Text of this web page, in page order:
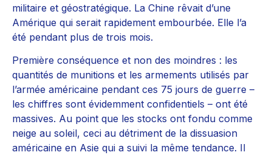
militaire et géostratégique. La Chine rêvait d’une
Amérique qui serait rapidement embourbée. Elle l’a
été pendant plus de trois mois.
Première conséquence et non des moindres : les
quantités de munitions et les armements utilisés par
l’armée américaine pendant ces 75 jours de guerre –
les chiffres sont évidemment confidentiels – ont été
massives. Au point que les stocks ont fondu comme
neige au soleil, ceci au détriment de la dissuasion
américaine en Asie qui a suivi la même tendance. Il